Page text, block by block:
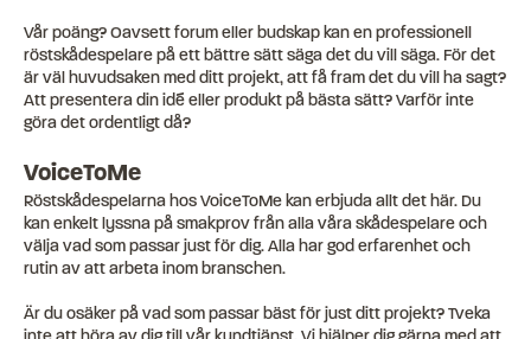
Vår poäng? Oavsett forum eller budskap kan en professionell
röstskådespelare på ett bättre sätt säga det du vill säga. För det
är väl huvudsaken med ditt projekt, att få fram det du vill ha sagt?
Att presentera din idé eller produkt på bästa sätt? Varför inte
göra det ordentligt då?
VoiceToMe
Röstskådespelarna hos VoiceToMe kan erbjuda allt det här. Du
kan enkelt lyssna på smakprov från alla våra skådespelare och
välja vad som passar just för dig. Alla har god erfarenhet och
rutin av att arbeta inom branschen.
Är du osäker på vad som passar bäst för just ditt projekt? Tveka